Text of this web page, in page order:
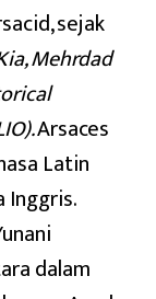
sejak
Mehrdad
Arsaces
Latin
Inggris.
dalam